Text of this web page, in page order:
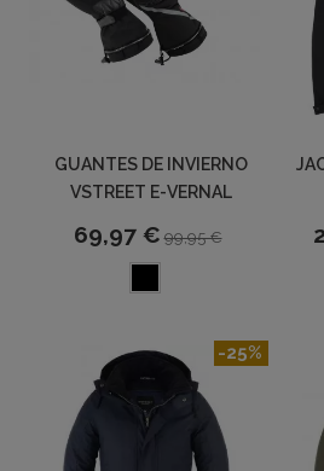
GUANTES DE INVIERNO
VSTREET E-VERNAL
69,97 € 99,95 €
-25%